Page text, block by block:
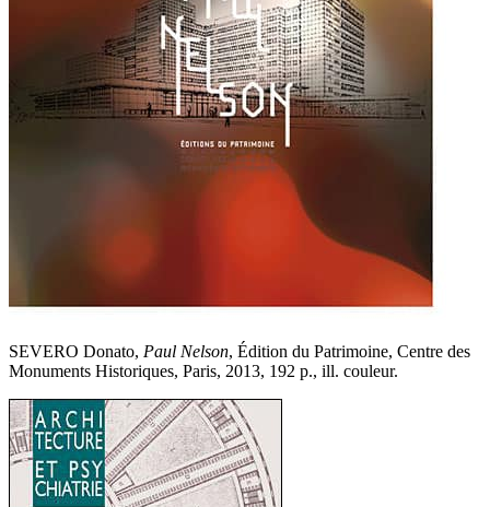
SEVERO Donato, Paul Nelson, Édition du Patrimoine, Centre des
Monuments Historiques, Paris, 2013, 192 p., ill. couleur.